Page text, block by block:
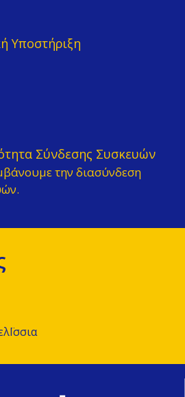
Υποστήριξη
Σύνδεσης Συσκευών
την διασύνδεση